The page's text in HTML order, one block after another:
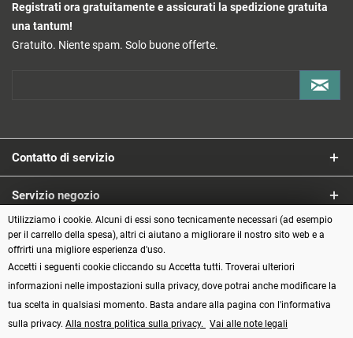
Registrati ora gratuitamente e assicurati la spedizione gratuita
una tantum!
Gratuito. Niente spam. Solo buone offerte.
Contatto di servizio
Servizio negozio
Informazioni
Metodi di pagamento
Utilizziamo i cookie. Alcuni di essi sono tecnicamente necessari (ad esempio
per il carrello della spesa), altri ci aiutano a migliorare il nostro sito web e a
offrirti una migliore esperienza d'uso.
Accetti i seguenti cookie cliccando su Accetta tutti. Troverai ulteriori
informazioni nelle impostazioni sulla privacy, dove potrai anche modificare la
tua scelta in qualsiasi momento. Basta andare alla pagina con l'informativa
sulla privacy. Alla nostra politica sulla privacy. Vai alle note legali